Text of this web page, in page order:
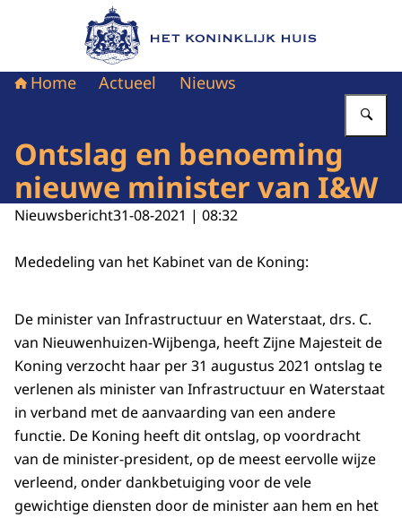
Naar de homepage van Het Koninklijk Huis
Home Actueel Nieuws
Ontslag en benoeming
nieuwe minister van I&W
Nieuwsbericht31-08-2021 | 08:32
Mededeling van het Kabinet van de Koning:
De minister van Infrastructuur en Waterstaat, drs. C.
van Nieuwenhuizen-Wijbenga, heeft Zijne Majesteit de
Koning verzocht haar per 31 augustus 2021 ontslag te
verlenen als minister van Infrastructuur en Waterstaat
in verband met de aanvaarding van een andere
functie. De Koning heeft dit ontslag, op voordracht
van de minister-president, op de meest eervolle wijze
verleend, onder dankbetuiging voor de vele
gewichtige diensten door de minister aan hem en het